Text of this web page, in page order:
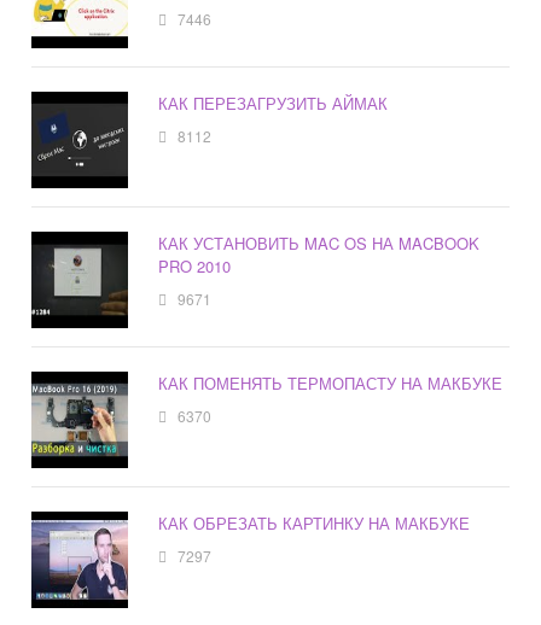
7446
КАК ПЕРЕЗАГРУЗИТЬ АЙМАК
8112
КАК УСТАНОВИТЬ MAC OS НА MACBOOK
PRO 2010
9671
КАК ПОМЕНЯТЬ ТЕРМОПАСТУ НА МАКБУКЕ
6370
КАК ОБРЕЗАТЬ КАРТИНКУ НА МАКБУКЕ
7297